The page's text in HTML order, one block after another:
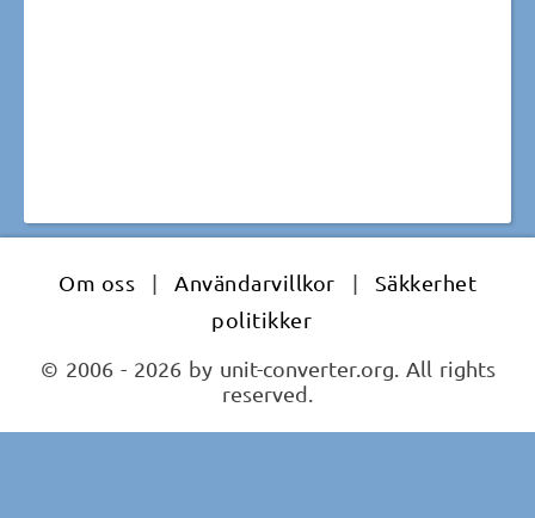
Om oss | Användarvillkor |
Säkkerhet
politikker
© 2006 - 2026 by unit-converter.org. All rights
reserved.